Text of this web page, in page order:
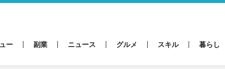
ー 副業 ニュース グルメ スキル 暮らし